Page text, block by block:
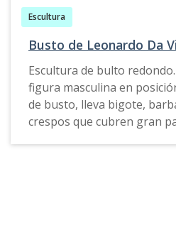
tronconica y un querubín
extendidas, este lleva entre
pequeña cruz latina; sobre
se aprecia una decoración
en forma de ovas u óvolos.
Escultura
Busto de Leonardo Da
Escultura de bulto
figura masculina en
de busto, lleva bigote,
crespos que cubren gran